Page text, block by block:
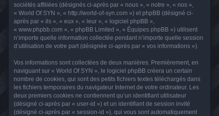
sociétés affiliées (désignés ci-après par « nous », « notre », « nos »,
« World Of SYN », « http://world-of-syn.com ») et phpBB (désigné ci-
après par « ils », « eux », « leur », « logiciel phpBB »,
« www.phpbb.com », « phpBB Limited », « Équipes phpBB ») utilisent
n’importe quelle information collectée pendant n’importe quelle session
d’utilisation de votre part (désignée ci-après par « vos informations »).
Vos informations sont collectées de deux manières. Premièrement, en
naviguant sur « World Of SYN », le logiciel phpBB créera un certain
nombre de cookies, qui sont des petits fichiers textes téléchargés dans
les fichiers temporaires du navigateur Internet de votre ordinateur. Les
deux premiers cookies ne contiennent qu’un identifiant utilisateur
(désigné ci-après par « user-id ») et un identifiant de session invité
(désigné ci-après par « session-id »), qui vous sont automatiquement